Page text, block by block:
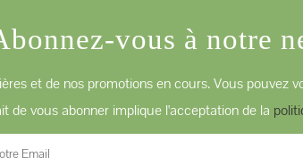
vous à notre
et de nos promotions en cours. Vous
de vous abonner implique l'acceptation de la